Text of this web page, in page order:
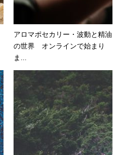
アロマポセカリー・波動と精油
の世界 オンラインで始まり
ま...